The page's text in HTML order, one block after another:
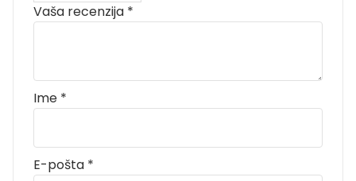
Vaša recenzija *
Ime *
E-pošta *